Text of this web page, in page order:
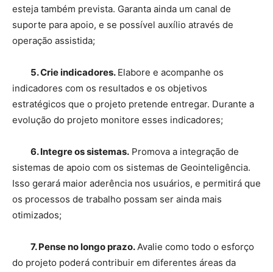
esteja também prevista. Garanta ainda um canal de
suporte para apoio, e se possível auxílio através de
operação assistida;
5. Crie indicadores. Elabore e acompanhe os
indicadores com os resultados e os objetivos
estratégicos que o projeto pretende entregar. Durante a
evolução do projeto monitore esses indicadores;
6. Integre os sistemas. Promova a integração de
sistemas de apoio com os sistemas de Geointeligência.
Isso gerará maior aderência nos usuários, e permitirá que
os processos de trabalho possam ser ainda mais
otimizados;
7. Pense no longo prazo.Avalie como todo o esforço
do projeto poderá contribuir em diferentes áreas da